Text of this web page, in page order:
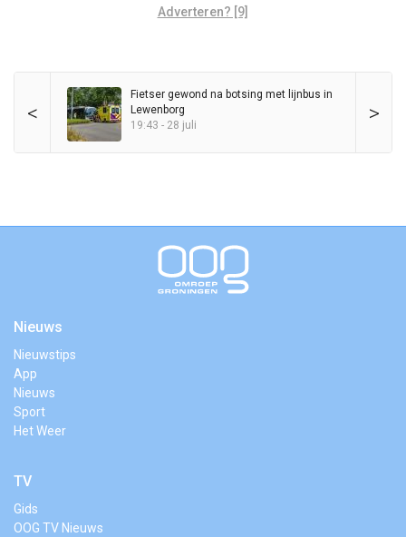
Adverteren? [9]
< >
Fietser gewond na botsing met lijnbus in
Lewenborg
19:43 - 28 juli
Nieuws
Nieuwstips
App
Nieuws
Sport
Het Weer
TV
Gids
OOG TV Nieuws